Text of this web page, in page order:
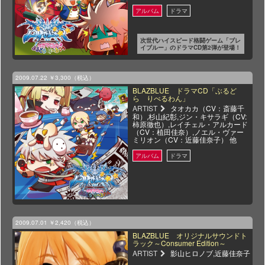
次世代ハイスピード格闘ゲーム「ブレ
イブルー」のドラマCD第2弾が登場！
2009.07.22 ￥3,300（税込）
BLAZBLUE ドラマCD「ぶるど
ら りべるわん」
ARTIST
タオカカ（CV：斎藤千
和）,杉山紀彰,ジン・キサラギ（CV:
柿原徹也）,レイチェル・アルカード
（CV：植田佳奈）,ノエル・ヴァー
ミリオン（CV：近藤佳奈子） 他
2009.07.01 ￥2,420（税込）
BLAZBLUE オリジナルサウンドト
ラック～Consumer Edition～
ARTIST
影山ヒロノブ,近藤佳奈子